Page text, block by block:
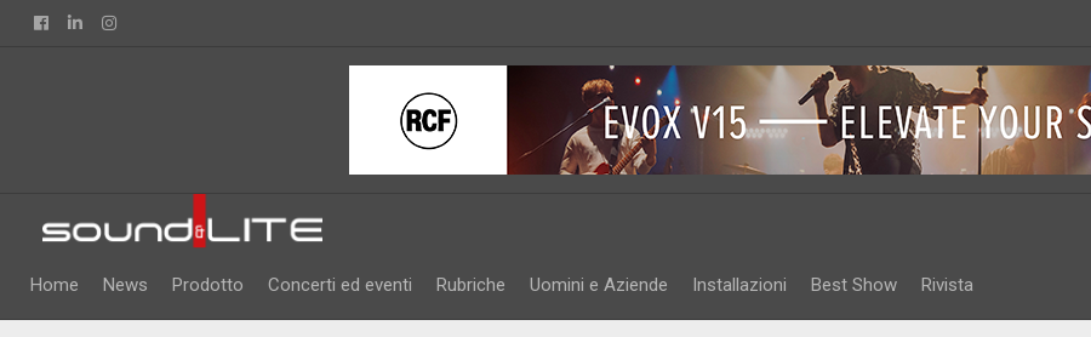
FacebookLinkedin
Home News Prodotto Concerti ed eventi Rubriche Uomini e Aziende Installazioni Best Show Rivista